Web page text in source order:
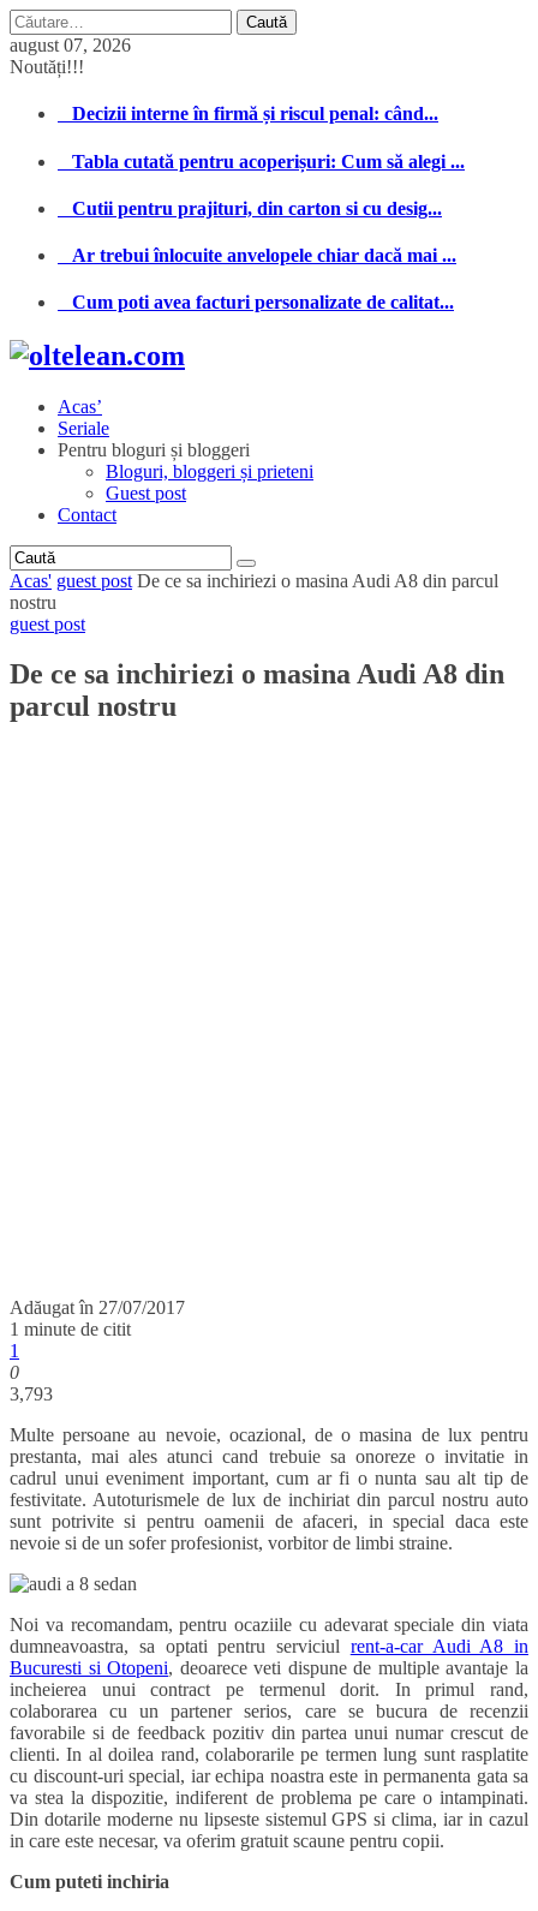
Caută
după:
august 07, 2026
Noutăți!!!
Decizii interne în firmă și riscul penal: când...
Tabla cutată pentru acoperișuri: Cum să alegi ...
Cutii pentru prajituri, din carton si cu desig...
Ar trebui înlocuite anvelopele chiar dacă mai ...
Cum poti avea facturi personalizate de calitat...
Acas’
Seriale
Pentru bloguri și bloggeri
Bloguri, bloggeri și prieteni
Guest post
Contact
Acas' guest post De ce sa inchiriezi o masina Audi A8 din parcul
nostru
guest post
De ce sa inchiriezi o masina Audi A8 din
parcul nostru
Adăugat în 27/07/2017
1 minute de citit
1
0
3,793
Multe persoane au nevoie, ocazional, de o masina de lux pentru
prestanta, mai ales atunci cand trebuie sa onoreze o invitatie in
cadrul unui eveniment important, cum ar fi o nunta sau alt tip de
festivitate. Autoturismele de lux de inchiriat din parcul nostru auto
sunt potrivite si pentru oamenii de afaceri, in special daca este
nevoie si de un sofer profesionist, vorbitor de limbi straine.
Noi va recomandam, pentru ocaziile cu adevarat speciale din viata
dumneavoastra, sa optati pentru serviciul rent-a-car Audi A8 in
Bucuresti si Otopeni, deoarece veti dispune de multiple avantaje la
incheierea unui contract pe termenul dorit. In primul rand,
colaborarea cu un partener serios, care se bucura de recenzii
favorabile si de feedback pozitiv din partea unui numar crescut de
clienti. In al doilea rand, colaborarile pe termen lung sunt rasplatite
cu discount-uri special, iar echipa noastra este in permanenta gata sa
va stea la dispozitie, indiferent de problema pe care o intampinati.
Din dotarile moderne nu lipseste sistemul GPS si clima, iar in cazul
in care este necesar, va oferim gratuit scaune pentru copii.
Cum puteti inchiria